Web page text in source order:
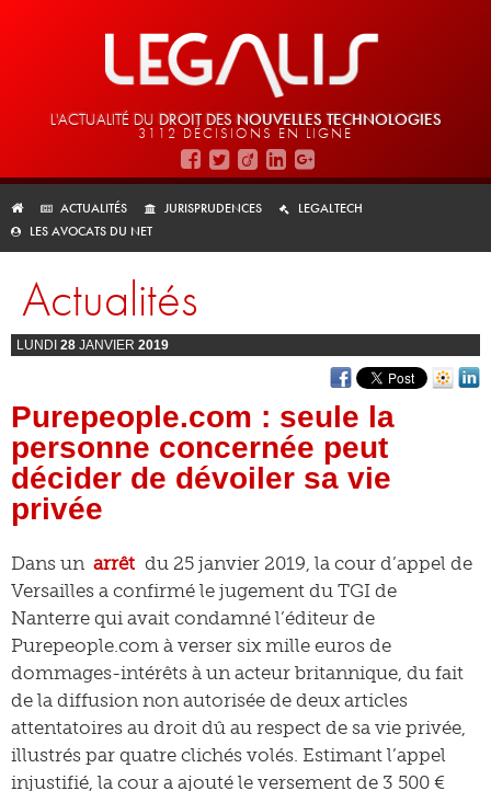
L'ACTUALITÉ DU DROIT DES NOUVELLES TECHNOLOGIES
3112 DÉCISIONS EN LIGNE
ACTUALITÉS JURISPRUDENCES
LEGALTECH
LES AVOCATS DU NET
Actualités
LUNDI 28 JANVIER 2019
Purepeople.com : seule la
personne concernée peut
décider de dévoiler sa vie
privée
Dans un arrêt du 25 janvier 2019, la cour d’appel de
Versailles a confirmé le jugement du TGI de
Nanterre qui avait condamné l’éditeur de
Purepeople.com à verser six mille euros de
dommages-intérêts à un acteur britannique, du fait
de la diffusion non autorisée de deux articles
attentatoires au droit dû au respect de sa vie privée,
illustrés par quatre clichés volés. Estimant l’appel
injustifié, la cour a ajouté le versement de 3 500 €